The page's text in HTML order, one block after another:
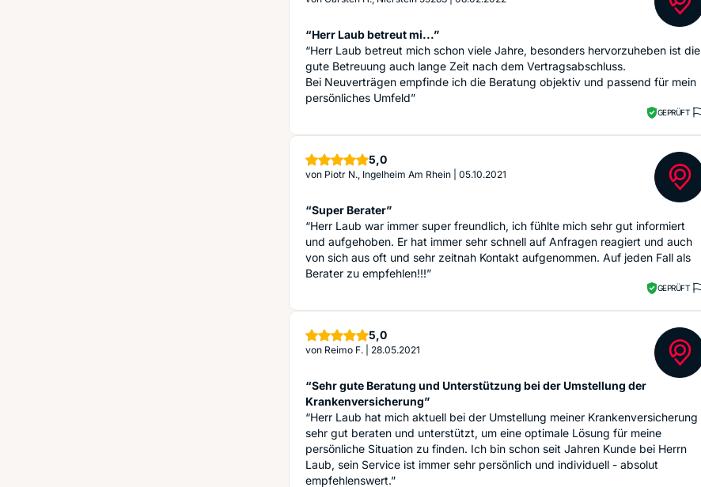
“Herr Laub betreut mi...”
“Herr Laub betreut mich schon viele Jahre, besonders hervorzuheben ist die
gute Betreuung auch lange Zeit nach dem Vertragsabschluss.
Bei Neuverträgen empfinde ich die Beratung objektiv und passend für mein
persönliches Umfeld”
GEPRÜFT
5,0Sterne
von Piotr N., Ingelheim Am Rhein 05.10.2021
“Super Berater”
“Herr Laub war immer super freundlich, ich fühlte mich sehr gut informiert
und aufgehoben. Er hat immer sehr schnell auf Anfragen reagiert und auch
von sich aus oft und sehr zeitnah Kontakt aufgenommen. Auf jeden Fall als
Berater zu empfehlen!!!”
GEPRÜFT
5,0Sterne
von Reimo F. 28.05.2021
“Sehr gute Beratung und Unterstützung bei der Umstellung der
Krankenversicherung”
“Herr Laub hat mich aktuell bei der Umstellung meiner Krankenversicherung
sehr gut beraten und unterstützt, um eine optimale Lösung für meine
persönliche Situation zu finden. Ich bin schon seit Jahren Kunde bei Herrn
Laub, sein Service ist immer sehr persönlich und individuell - absolut
empfehlenswert.”